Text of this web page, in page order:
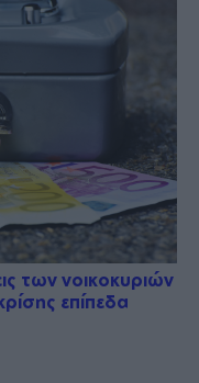
των νοικοκυριών
επίπεδα